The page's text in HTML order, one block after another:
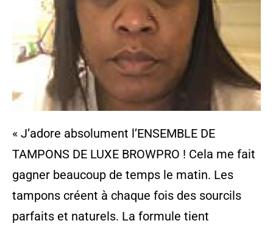
« J’adore absolument l’ENSEMBLE DE
TAMPONS DE LUXE BROWPRO ! Cela me fait
gagner beaucoup de temps le matin. Les
tampons créent à chaque fois des sourcils
parfaits et naturels. La formule tient